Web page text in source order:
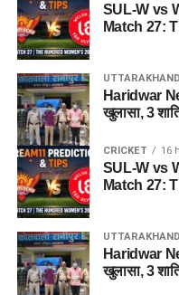
SUL-W vs
Match 27:
UTTARAKHAND
Haridwar
खुलासा, 3
CRICKET 16
SUL-W vs
Match 27:
UTTARAKHAND
Haridwar
खुलासा, 3